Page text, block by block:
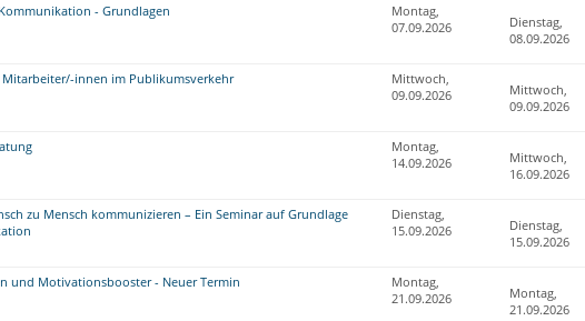
- Grundlagen
Montag,
07.09.2026
Dienstag,
08.09.2026
innen im Publikumsverkehr
Mittwoch,
09.09.2026
Mittwoch,
09.09.2026
Montag,
14.09.2026
Mittwoch,
16.09.2026
zu Mensch kommunizieren – Ein Seminar auf Grundlage
Dienstag,
15.09.2026
Dienstag,
15.09.2026
und Motivationsbooster - Neuer Termin
Montag,
21.09.2026
Montag,
21.09.2026